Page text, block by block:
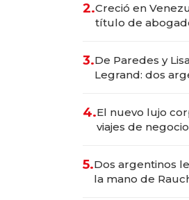
2.Creció en
título de
3.De Paredes y
Legrand: dos
4.El nuevo lujo
viajes de
5.Dos argentinos
la mano de